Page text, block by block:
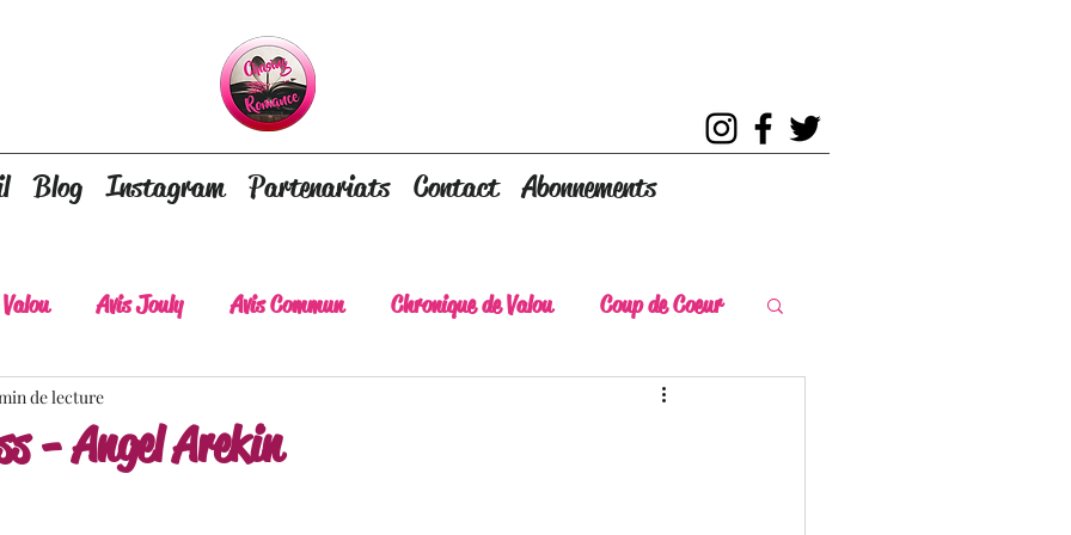
Blog Instagram Partenariats Contact Abonnements
Avis Jouly Avis Commun Chronique de Valou Coup de Coeur
A lire absolument Coup de Chaud
- Angel Arekin
de lecture